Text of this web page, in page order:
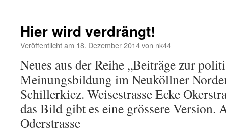
Hier wird verdrängt!
Veröffentlicht am 18. Dezember 2014von nk44
Neues aus der Reihe „Beiträge zur
Meinungsbildung im Neuköllner
Schillerkiez. Weisestrasse Ecke
das Bild gibt es eine grössere Version.
Oderstrasse